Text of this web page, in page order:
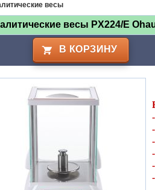
весы
весы PX224/E
В КОРЗИНУ
-
-
-
-
-
-